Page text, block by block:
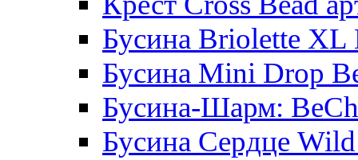
Бусина Briolette XL
Бусина Mini Drop
Бусина-Шарм:
Бусина Сердце